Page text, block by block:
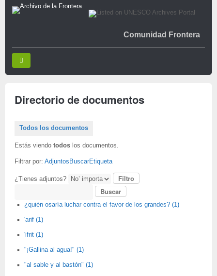
Comunidad Frontera
Directorio de documentos
Todos los documentos
Estás viendo todos los documentos.
Filtrar por: Adjuntos BuscarEtiqueta
¿Tienes adjuntos?
¿quién osaría luchar contra el favor de los grandes? (1)
'arif (1)
'ifrit (1)
"¡Gallina al agua!" (1)
"al sable y al bastón" (1)